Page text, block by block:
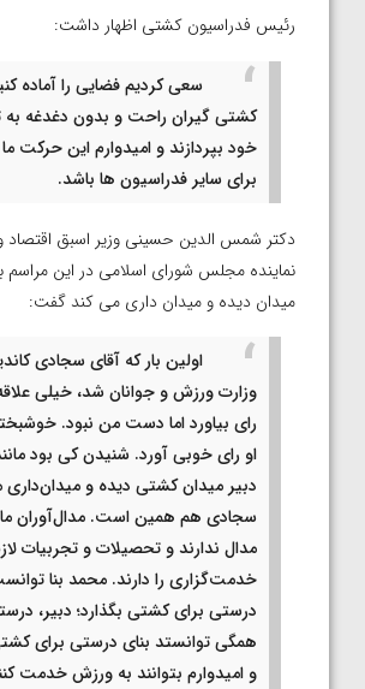
رئیس فدراسیون کشتی اظهار داشت:
سعی کردیم فضایی را آماده
کشتی گیران راحت و بدون دغدغه به
خود بپردازند و امیدوارم این حرکت
برای سایر فدراسیون ها باشد.
دکتر شمس الدین حسینی وزیر اسبق اقتصاد
نماینده مجلس شورای اسلامی در این مراسم با
میدان دیده و میدان داری می کند گفت:
اولین بار که آقای سجادی
وزارت ورزش و جوانان شد، خیلی
رای بیاورد اما دست من نبود.
او رای خوبی آورد. شنیدن کی بود
دبیر میدان کشتی دیده و میدان‌داری
سجادی هم همین است. مدال‌آوران
مدال ندارند و تحصیلات و تجربیات
خدمت‌گزاری را دارند. محمد بنا
درستی برای کشتی بگذارد؛ دبیر،
همگی توانستد بنای درستی برای
و امیدوارم بتوانند به ورزش خدمت